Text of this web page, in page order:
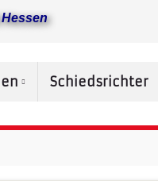
Hessen
Schiedsrichter